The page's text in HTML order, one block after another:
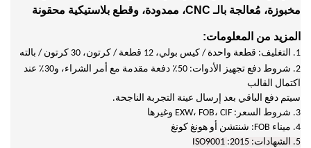
مخبوزة، مُعالجة بالـ CNC، ممدودة، وقطع بلاستيكية محقونة
المزيد من المعلومات:
التغليف: قطعة واحدة / كيس بولي، 12 قطعة / كرتون، 30 كرتون / بالته
2. شروط دفع تجهيز الأدوات: 50٪ دفعة مقدمة مع أمر الشراء، و30٪ عند
اكتمال القالب
سيتم دفع الباقي بعد إرسال عينة التجربة الناجحة.
ISO9001:2015